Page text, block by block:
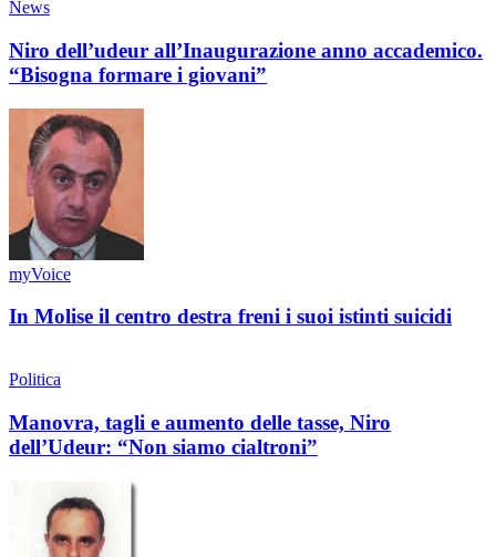
News
Niro dell’udeur all’Inaugurazione anno accademico.
“Bisogna formare i giovani”
myVoice
In Molise il centro destra freni i suoi istinti suicidi
Politica
Manovra, tagli e aumento delle tasse, Niro
dell’Udeur: “Non siamo cialtroni”